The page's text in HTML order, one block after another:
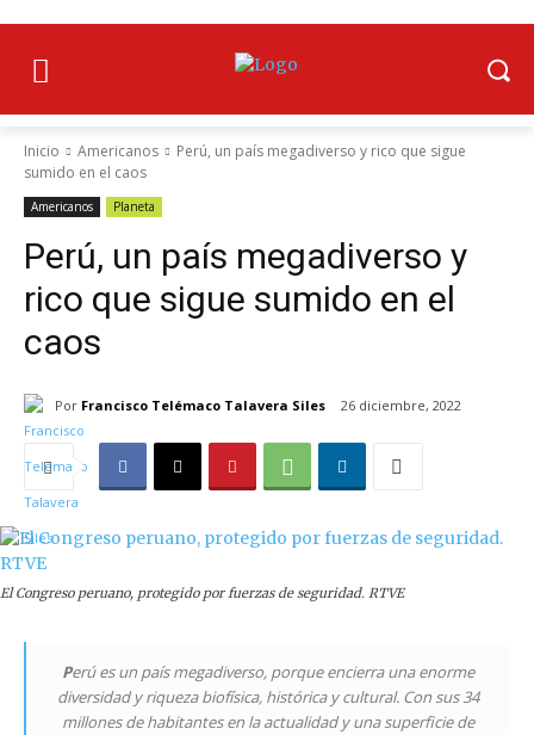
Inicio Americanos
Perú, un país megadiverso y rico que sigue
sumido en el caos
Americanos Planeta
Perú, un país megadiverso y
rico que sigue sumido en el
caos
Por Francisco Telémaco Talavera Siles 26 diciembre, 2022
El Congreso peruano, protegido por fuerzas de seguridad. RTVE
Perú es un país megadiverso, porque encierra una enorme
diversidad y riqueza biofísica, histórica y cultural. Con sus 34
millones de habitantes en la actualidad y una superficie de